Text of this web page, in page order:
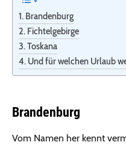
Brandenburg
Fichtelgebirge
Toskana
Und für welchen Urlaub
Brandenburg
Vom Namen her kennt